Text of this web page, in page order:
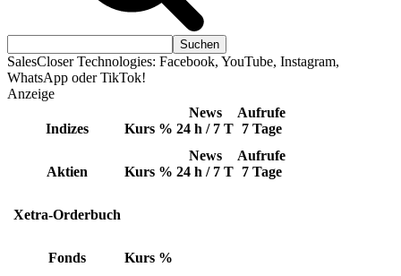
SalesCloser Technologies: Facebook, YouTube, Instagram,
WhatsApp oder TikTok!
Anzeige
Indizes Kurs %
News
24 h / 7 T
Aufrufe
7 Tage
Aktien Kurs %
News
24 h / 7 T
Aufrufe
7 Tage
Xetra-Orderbuch
Fonds Kurs %